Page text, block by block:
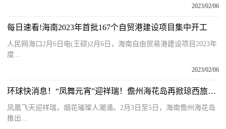
2023/02/06
每日速看!海南2023年首批167个自贸港建设项目集中开工
人民网海口2月6日电(王硕)2月6日，海南自由贸易港建设项目2023年
度...
2023/02/06
环球快消息！“凤舞元宵”迎祥瑞！儋州海花岛再掀琼西旅游消费新热潮
凤凰飞天迎祥瑞，烟花璀璨人潮涌。2月3日至5日，海南儋州海花岛
推出...